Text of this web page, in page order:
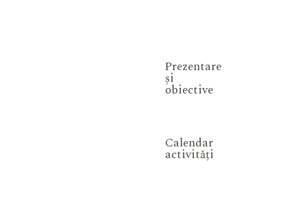
Prezentare
și
obiective
Calendar
activități